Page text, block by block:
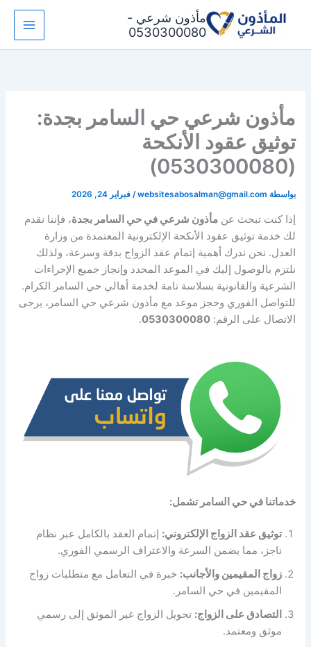
مأذون شرعي -
0530300080
مأذون شرعي حي السامر بجدة:
توثيق عقود الأنكحة
(0530300080)
بواسطة websitesabosalman@gmail.com
/فبراير 24, 2026
إذا كنت تبحث عنمأذون شرعي في حي السامر بجدة، فإننا نقدم
لك خدمة توثيق عقود الأنكحة الإلكترونية المعتمدة من وزارة
العدل. نحن ندرك أهمية إتمام عقد الزواج بدقة وسرعة، ولذلك
نلتزم بالوصول إليك في الموعد المحدد وإنجاز جميع الإجراءات
الشرعية والقانونية بسلاسة تامة لخدمة أهالي حي السامر الكرام.
للتواصل الفوري وحجز موعد مع مأذون شرعي حي السامر، يرجى
الاتصال على الرقم:0530300080
.
خدماتنا في حي السامر تشمل:
توثيق عقد الزواج الإلكتروني: إتمام العقد بالكامل عبر نظام
ناجز، مما يضمن السرعة والاعتراف الرسمي الفوري.
زواج المقيمين والأجانب: خبرة في التعامل مع متطلبات زواج
المقيمين في حي السامر.
التصادق على الزواج: تحويل الزواج غير الموثق إلى رسمي
موثق ومعتمد.